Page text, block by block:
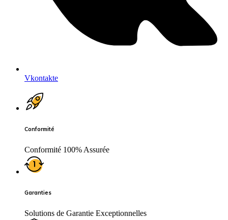
Vkontakte
Conformité
Conformité 100% Assurée
Garanties
Solutions de Garantie Exceptionnelles